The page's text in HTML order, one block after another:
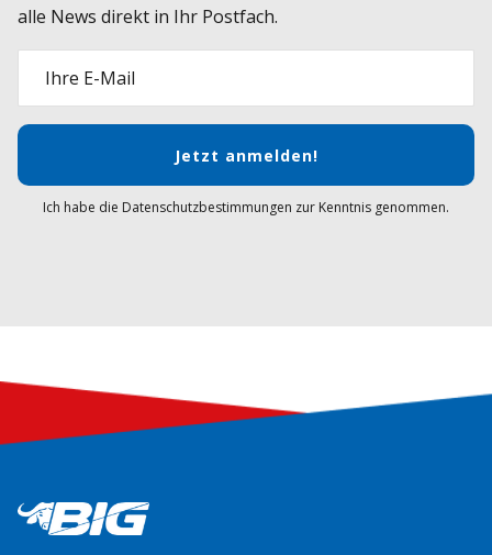
alle News direkt in Ihr Postfach.
Ihre E-Mail
Jetzt anmelden!
Ich habe die Datenschutzbestimmungen zur Kenntnis genommen.